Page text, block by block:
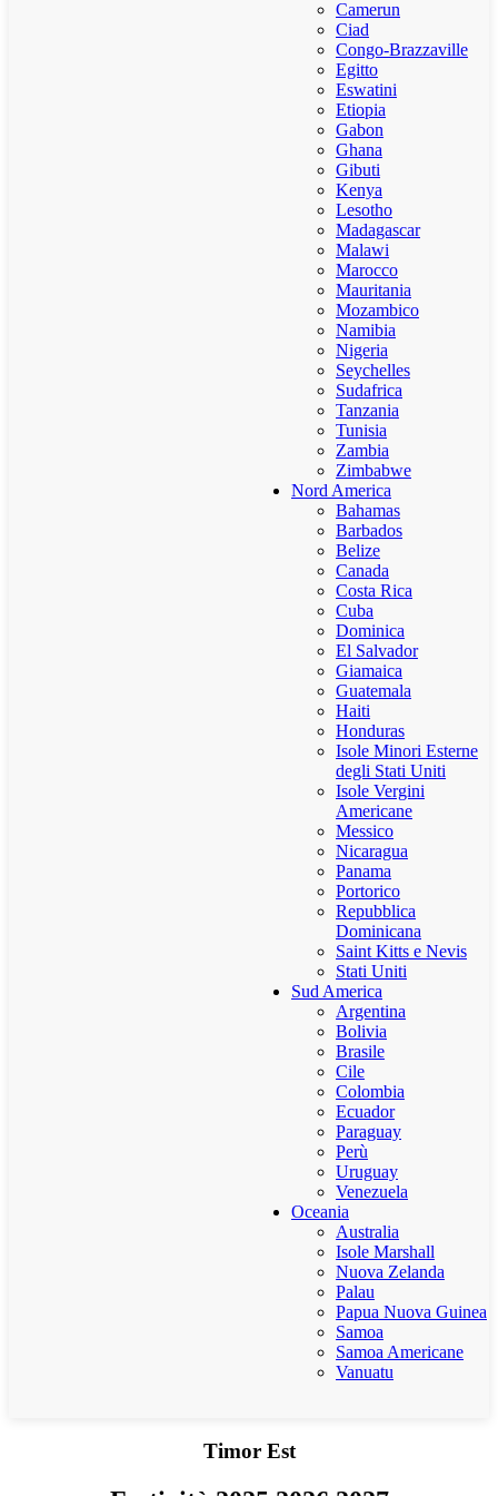
Camerun
Ciad
Congo-Brazzaville
Egitto
Eswatini
Etiopia
Gabon
Ghana
Gibuti
Kenya
Lesotho
Madagascar
Malawi
Marocco
Mauritania
Mozambico
Namibia
Nigeria
Seychelles
Sudafrica
Tanzania
Tunisia
Zambia
Zimbabwe
Nord America
Bahamas
Barbados
Belize
Canada
Costa Rica
Cuba
Dominica
El Salvador
Giamaica
Guatemala
Haiti
Honduras
Isole Minori Esterne
degli Stati Uniti
Isole Vergini
Americane
Messico
Nicaragua
Panama
Portorico
Repubblica
Dominicana
Saint Kitts e Nevis
Stati Uniti
Sud America
Argentina
Bolivia
Brasile
Cile
Colombia
Ecuador
Paraguay
Perù
Uruguay
Venezuela
Oceania
Australia
Isole Marshall
Nuova Zelanda
Palau
Papua Nuova Guinea
Samoa
Samoa Americane
Vanuatu
Timor Est